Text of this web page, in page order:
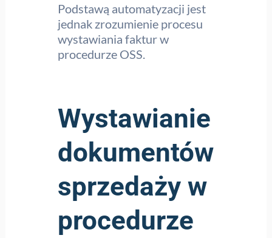
Podstawą automatyzacji jest
jednak zrozumienie procesu
wystawiania faktur w
procedurze OSS.
Wystawianie
dokumentów
sprzedaży w
procedurze